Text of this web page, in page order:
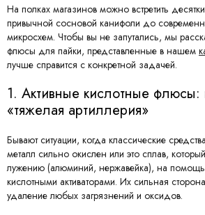
На полках магазинов можно встретить
привычной сосновой канифоли до
микросхем. Чтобы вы не запутались, мы
флюсы для пайки, представленные в нашем
лучше справится с конкретной задачей.
1. Активные кислотные флюсы:
«тяжелая артиллерия»
Бывают ситуации, когда классические
металл сильно окислен или это сплав,
лужению (алюминий, нержавейка), на помощь
кислотными активаторами. Их сильная
удаление любых загрязнений и оксидов.